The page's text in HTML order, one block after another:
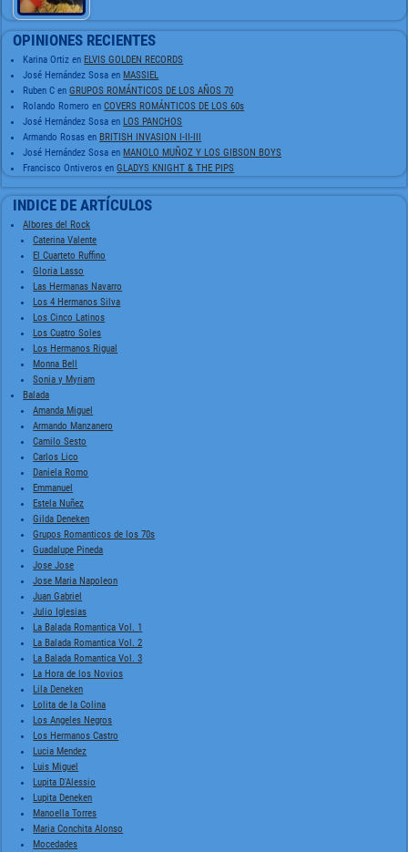
OPINIONES RECIENTES
Karina Ortiz en ELVIS GOLDEN RECORDS
José Hernández Sosa en MASSIEL
Ruben C enGRUPOS ROMÁNTICOS DE LOS AÑOS 70
Rolando Romero enCOVERS ROMÁNTICOS DE LOS 60s
José Hernández Sosa en LOS PANCHOS
Armando Rosas en BRITISH INVASION I-II-III
José Hernández Sosa en MANOLO MUÑOZ Y LOS GIBSON BOYS
Francisco Ontiveros enGLADYS KNIGHT & THE PIPS
INDICE DE ARTÍCULOS
Albores del Rock
Caterina Valente
El Cuarteto Ruffino
Gloria Lasso
Las Hermanas Navarro
Los 4 Hermanos Silva
Los Cinco Latinos
Los Cuatro Soles
Los Hermanos Rigual
Monna Bell
Sonia y Myriam
Balada
Amanda Miguel
Armando Manzanero
Camilo Sesto
Carlos Lico
Daniela Romo
Emmanuel
Estela Nuñez
Gilda Deneken
Grupos Romanticos de los 70s
Guadalupe Pineda
Jose Jose
Jose Maria Napoleon
Juan Gabriel
Julio Iglesias
La Balada Romantica Vol. 1
La Balada Romantica Vol. 2
La Balada Romantica Vol. 3
La Hora de los Novios
Lila Deneken
Lolita de la Colina
Los Angeles Negros
Los Hermanos Castro
Lucia Mendez
Luis Miguel
Lupita D'Alessio
Lupita Deneken
Manoella Torres
Maria Conchita Alonso
Mocedades